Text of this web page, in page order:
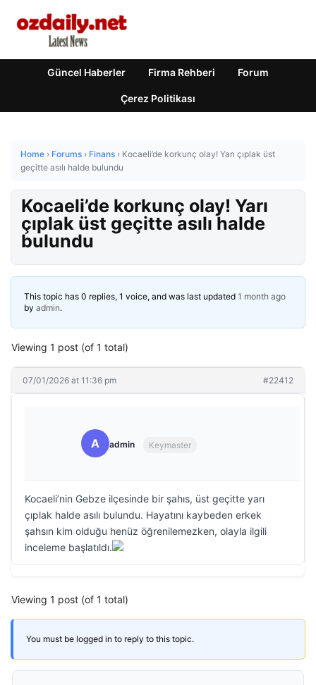
Güncel Haberler Firma Rehberi Forum
Çerez Politikası
Home › Forums › Finans › Kocaeli’de korkunç olay! Yarı çıplak üst
geçitte asılı halde bulundu
Kocaeli’de korkunç olay! Yarı
çıplak üst geçitte asılı halde
bulundu
This topic has 0 replies, 1 voice, and was last updated 1 month ago
by admin.
Viewing 1 post (of 1 total)
07/01/2026 at 11:36 pm #22412
A admin Keymaster
Kocaeli’nin Gebze ilçesinde bir şahıs, üst geçitte yarı
çıplak halde asılı bulundu. Hayatını kaybeden erkek
şahsın kim olduğu henüz öğrenilemezken, olayla ilgili
inceleme başlatıldı.
Viewing 1 post (of 1 total)
You must be logged in to reply to this topic.